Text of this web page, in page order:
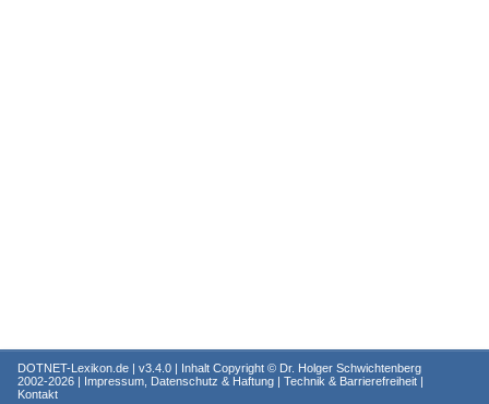
DOTNET-Lexikon.de | v3.4.0 | Inhalt Copyright © Dr. Holger Schwichtenberg
2002-2026 | Impressum, Datenschutz & Haftung | Technik & Barrierefreiheit |
Kontakt